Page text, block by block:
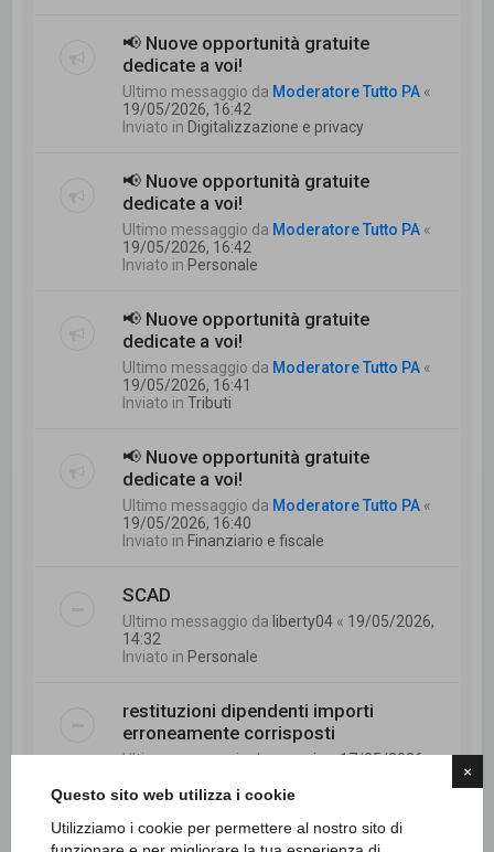
×
Questo sito web utilizza i cookie
Utilizziamo i cookie per permettere al nostro sito di
📢 Nuove opportunità gratuite
dedicate a voi!
Ultimo messaggio da Moderatore Tutto PA «
19/05/2026, 16:42
Inviato in Digitalizzazione e privacy
📢 Nuove opportunità gratuite
dedicate a voi!
Ultimo messaggio da Moderatore Tutto PA «
19/05/2026, 16:42
Inviato in Personale
📢 Nuove opportunità gratuite
dedicate a voi!
Ultimo messaggio da Moderatore Tutto PA «
19/05/2026, 16:41
Inviato inTributi
📢 Nuove opportunità gratuite
dedicate a voi!
Ultimo messaggio da Moderatore Tutto PA «
19/05/2026, 16:40
Inviato in Finanziario e fiscale
SCAD
Ultimo messaggio da liberty04 « 19/05/2026,
14:32
Inviato in Personale
restituzioni dipendenti importi
erroneamente corrisposti
Ultimo messaggio damannie«17/05/2026,
Inviato inFinanziario e fiscale